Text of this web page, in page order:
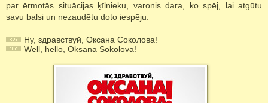
par ērmotās situācijas ķīlnieku, varonis dara, ko spēj, lai atgūtu
savu balsi un nezaudētu doto iespēju.
Ну, здравствуй, Оксана Соколова!
Well, hello, Oksana Sokolova!